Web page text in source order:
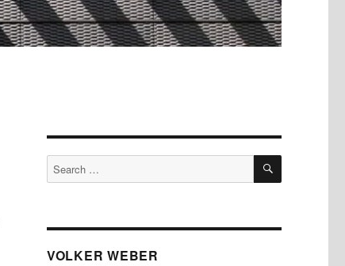
Search
for:
SEARCH
VOLKER WEBER